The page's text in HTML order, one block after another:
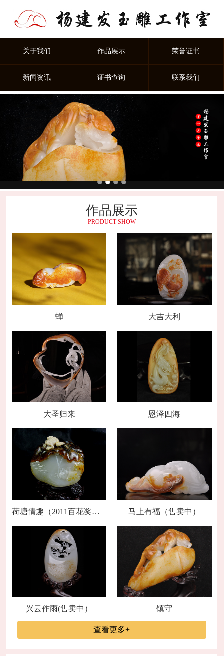
关于我们 作品展示 荣誉证书
新闻资讯 证书查询 联系我们
作品展示
PRODUCT SHOW
蝉 大吉大利
大圣归来 恩泽四海
荷塘情趣（2011百花奖金奖） 马上有福（售卖中）
兴云作雨(售卖中） 镇守
查看更多+